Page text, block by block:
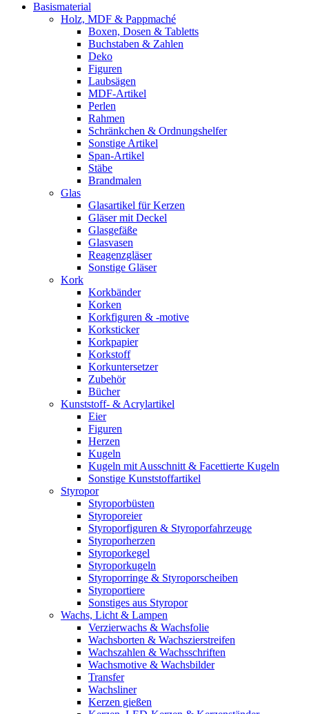
Basismaterial
Holz, MDF & Pappmaché
Boxen, Dosen & Tabletts
Buchstaben & Zahlen
Deko
Figuren
Laubsägen
MDF-Artikel
Perlen
Rahmen
Schränkchen & Ordnungshelfer
Sonstige Artikel
Span-Artikel
Stäbe
Brandmalen
Glas
Glasartikel für Kerzen
Gläser mit Deckel
Glasgefäße
Glasvasen
Reagenzgläser
Sonstige Gläser
Kork
Korkbänder
Korken
Korkfiguren & -motive
Korksticker
Korkpapier
Korkstoff
Korkuntersetzer
Zubehör
Bücher
Kunststoff- & Acrylartikel
Eier
Figuren
Herzen
Kugeln
Kugeln mit Ausschnitt & Facettierte Kugeln
Sonstige Kunststoffartikel
Styropor
Styroporbüsten
Styroporeier
Styroporfiguren & Styroporfahrzeuge
Styroporherzen
Styroporkegel
Styroporkugeln
Styroporringe & Styroporscheiben
Styroportiere
Sonstiges aus Styropor
Wachs, Licht & Lampen
Verzierwachs & Wachsfolie
Wachsborten & Wachszierstreifen
Wachszahlen & Wachsschriften
Wachsmotive & Wachsbilder
Transfer
Wachsliner
Kerzen gießen